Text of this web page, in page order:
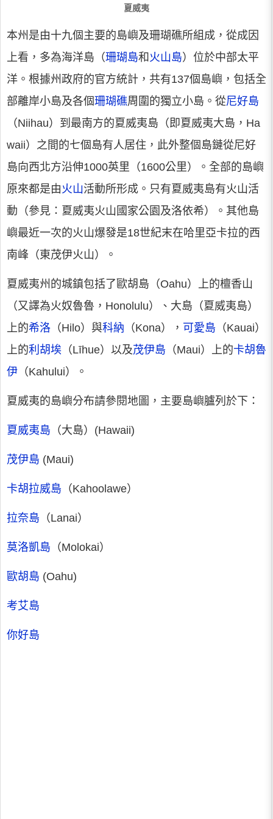
夏威夷
本州是由十九個主要的島嶼及珊瑚礁所組成，從成因
上看，多為海洋島（珊瑚島和 火山島）位於中部太平
洋。根據州政府的官方統計，共有137個島嶼，包括全
部離岸小島及各個珊瑚礁周圍的獨立小島。從尼好島
（Niihau）到最南方的夏威夷島（即夏威夷大島，Ha
waii）之間的七個島有人居住，此外整個島鏈從尼好
島向西北方沿伸1000英里（1600公里）。全部的島嶼
原來都是由 火山活動所形成。只有夏威夷島有火山活
動（參見：夏威夷火山國家公園及洛依希）。其他島
嶼最近一次的火山爆發是18世紀末在哈里亞卡拉的西
南峰（東茂伊火山）。
夏威夷州的城鎮包括了歐胡島（Oahu）上的檀香山
（又譯為火奴魯魯，Honolulu）、大島（夏威夷島）
上的希洛 （Hilo）與科納 （Kona）， 可愛島 （Kauai）
上的利胡埃 （Līhue）以及茂伊島 （Maui）上的卡胡魯
伊 （Kahului）。
夏威夷的島嶼分布請參閱地圖，主要島嶼臚列於下：
夏威夷島 （大島）(Hawaii)
茂伊島 (Maui)
卡胡拉威島 （Kahoolawe）
拉奈島 （Lanai）
莫洛凱島 （Molokai）
歐胡島 (Oahu)
考艾島
你好島